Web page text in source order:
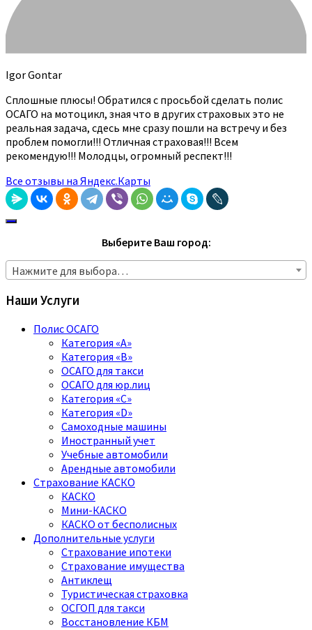
Igor Gontar
Сплошные плюсы! Обратился с просьбой сделать полис
ОСАГО на мотоцикл, зная что в других страховых это не
реальная задача, сдесь мне сразу пошли на встречу и без
проблем помогли!!! Отличная страховая!!! Всем
рекомендую!!! Молодцы, огромный респект!!!
Все отзывы на Яндекс.Карты
Выберите Ваш город:
Нажмите для выбора…
Наши Услуги
Полис ОСАГО
Категория «A»
Категория «B»
ОСАГО для такси
ОСАГО для юр.лиц
Категория «C»
Категория «D»
Самоходные машины
Иностранный учет
Учебные автомобили
Арендные автомобили
Страхование КАСКО
КАСКО
Мини-КАСКО
КАСКО от бесполисных
Дополнительные услуги
Страхование ипотеки
Страхование имущества
Антиклещ
Туристическая страховка
ОСГОП для такси
Восстановление КБМ